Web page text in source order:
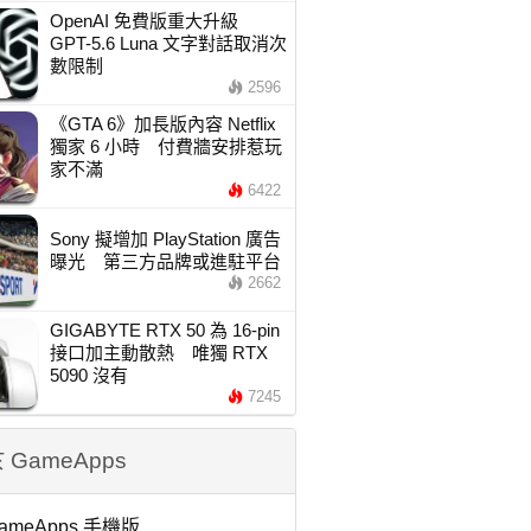
OpenAI 免費版重大升級
GPT-5.6 Luna 文字對話取消次
數限制
2596
《GTA 6》加長版內容 Netflix
獨家 6 小時 付費牆安排惹玩
家不滿
6422
Sony 擬增加 PlayStation 廣告
曝光 第三方品牌或進駐平台
2662
GIGABYTE RTX 50 為 16-pin
接口加主動散熱 唯獨 RTX
5090 沒有
7245
GameApps
手機版